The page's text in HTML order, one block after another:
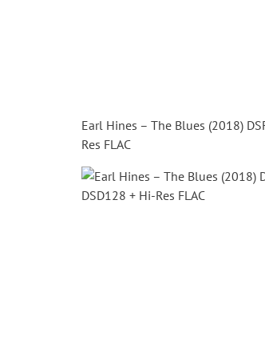
Earl Hines – The Blues (2018)
Res FLAC